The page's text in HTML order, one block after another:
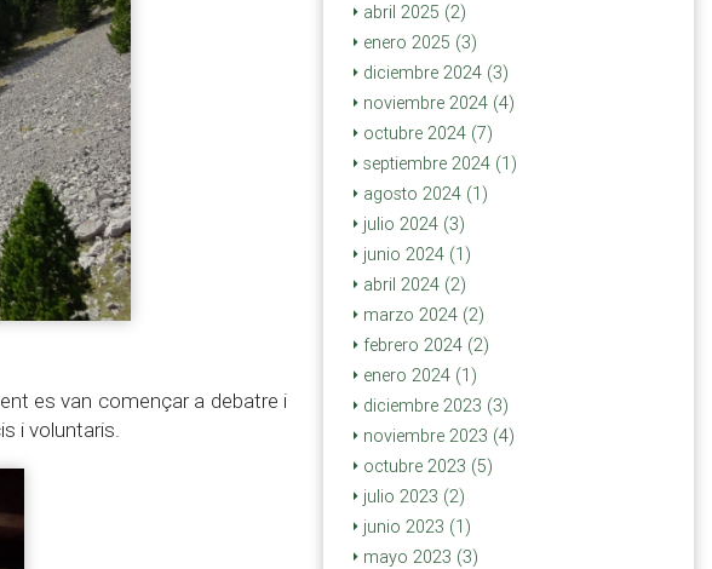
es van començar a debatre i
i voluntaris.
abril 2025 (2)
enero 2025 (3)
diciembre 2024 (3)
noviembre 2024 (4)
octubre 2024 (7)
septiembre 2024 (1)
agosto 2024 (1)
julio 2024 (3)
junio 2024 (1)
abril 2024 (2)
marzo 2024 (2)
febrero 2024 (2)
enero 2024 (1)
diciembre 2023 (3)
noviembre 2023 (4)
octubre 2023 (5)
julio 2023 (2)
junio 2023 (1)
mayo 2023 (3)